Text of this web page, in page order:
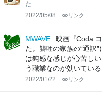
た
2022/05/08 リンク
MWAVE
映画『Coda
た。聾唖の家族の“通訳
は鈍感な感じが心苦し
う職業なのが効いてい
2022/01/22 リンク